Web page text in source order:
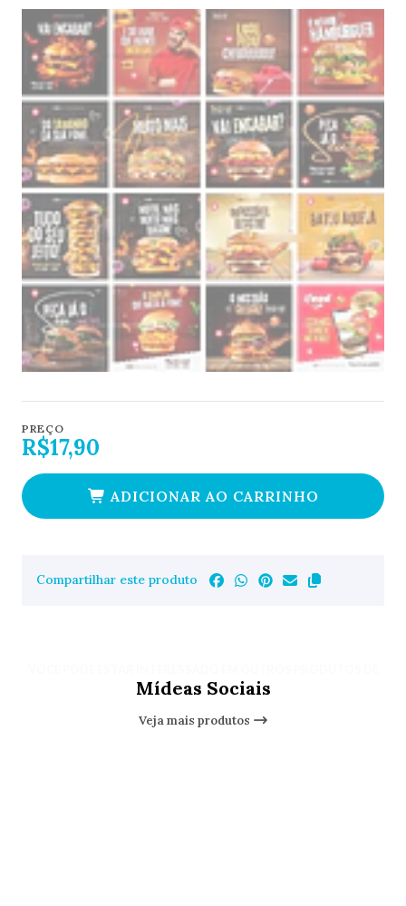
PREÇO
R$17,90
ADICIONAR AO CARRINHO
Compartilhar este produto
Mídeas Sociais
Veja mais produtos